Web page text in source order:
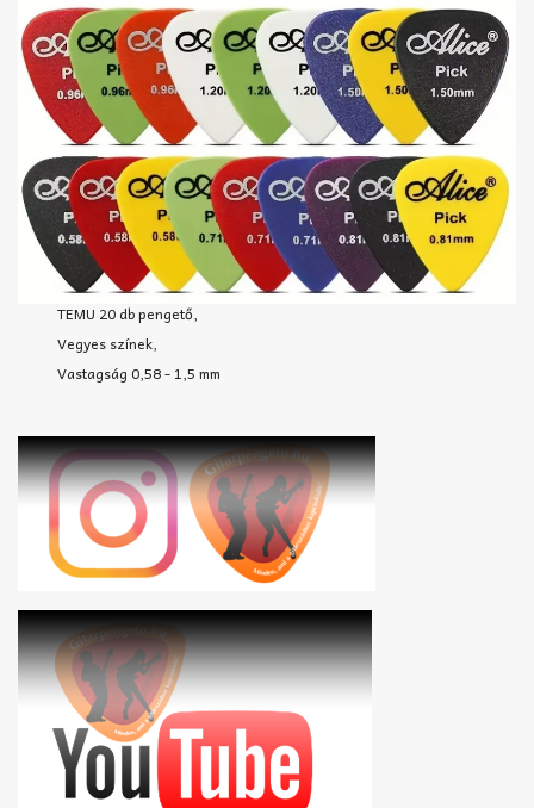
TEMU 20 db pengető,
Vegyes színek,
Vastagság 0,58 - 1,5 mm